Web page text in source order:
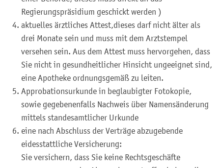
Regierungspräsidium geschickt werden )
aktuelles ärztliches Attest,dieses darf nicht älter als
drei Monate sein und muss mit dem Arztstempel
versehen sein. Aus dem Attest muss hervorgehen, dass
Sie nicht in gesundheitlicher Hinsicht ungeeignet sind,
eine Apotheke ordnungsgemäß zu leiten.
Approbationsurkunde in beglaubigter Fotokopie,
sowie gegebenenfalls Nachweis über Namensänderung
mittels standesamtlicher Urkunde
eine nach Abschluss der Verträge abzugebende
eidesstattliche Versicherung:
Sie versichern, dass Sie keine Rechtsgeschäfte